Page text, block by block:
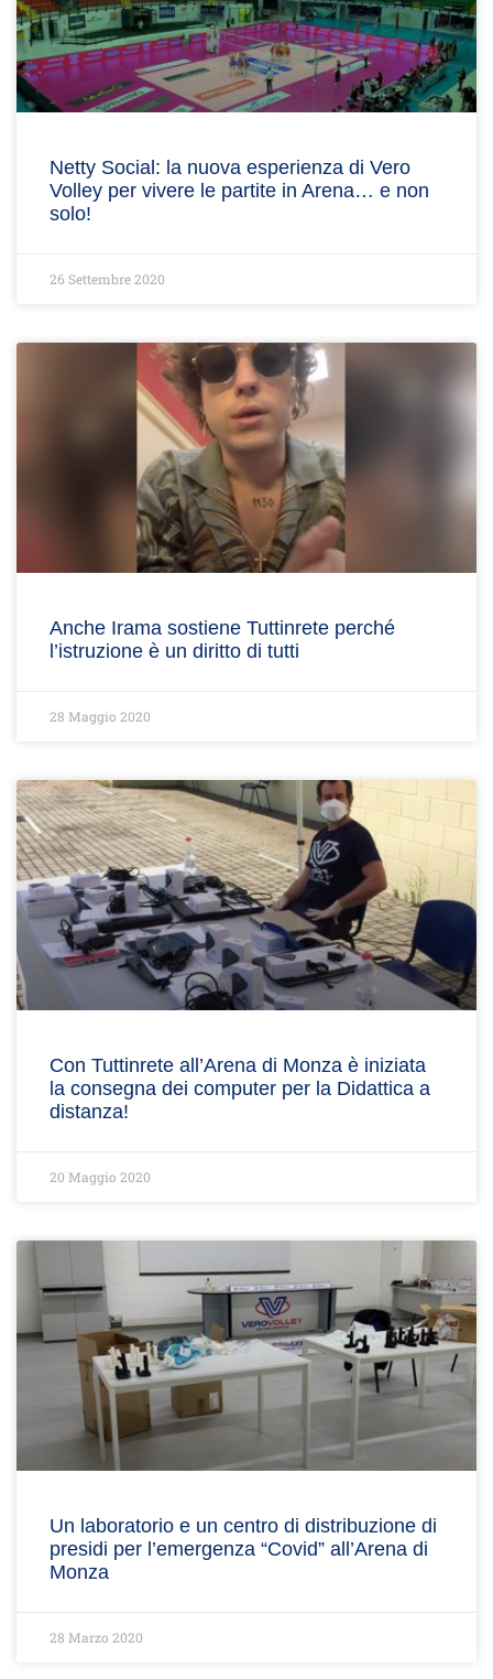
Netty Social: la nuova esperienza di Vero
Volley per vivere le partite in Arena… e non
solo!
26 Settembre 2020
Anche Irama sostiene Tuttinrete perché
l’istruzione è un diritto di tutti
28 Maggio 2020
Con Tuttinrete all’Arena di Monza è iniziata
la consegna dei computer per la Didattica a
distanza!
20 Maggio 2020
Un laboratorio e un centro di distribuzione di
presidi per l’emergenza “Covid” all’Arena di
Monza
28 Marzo 2020